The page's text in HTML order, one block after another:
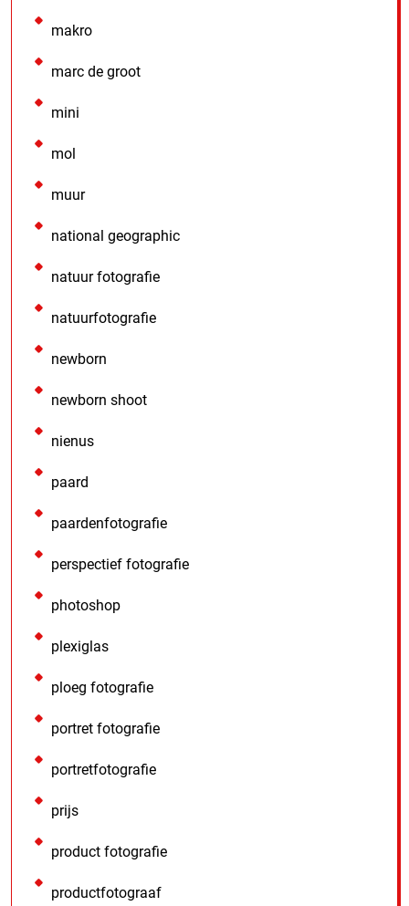
makro
marc de groot
mini
mol
muur
national geographic
natuur fotografie
natuurfotografie
newborn
newborn shoot
nienus
paard
paardenfotografie
perspectief fotografie
photoshop
plexiglas
ploeg fotografie
portret fotografie
portretfotografie
prijs
product fotografie
productfotograaf